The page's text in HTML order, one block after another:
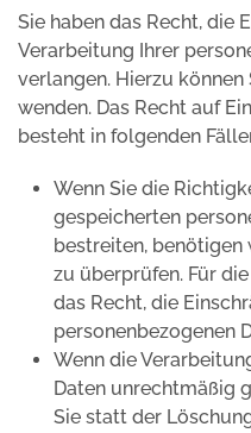
Sie haben das Recht, die
Verarbeitung Ihrer
verlangen. Hierzu
wenden. Das Recht auf
besteht in folgenden
Wenn Sie die
gespeicherten
bestreiten, benötigen
zu überprüfen. Für
das Recht, die
personenbezogenen
Wenn die
Daten unrechtmäßig
Sie statt der